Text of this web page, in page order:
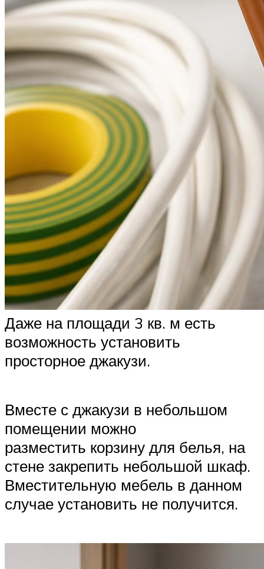
Даже на площади 3 кв. м есть
возможность установить
просторное джакузи.
Вместе с джакузи в небольшом
помещении можно
разместить корзину для белья, на
стене закрепить небольшой шкаф.
Вместительную мебель в данном
случае установить не получится.